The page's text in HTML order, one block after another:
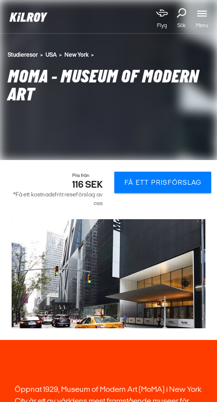
Flyg Sök Menu
Studieresor USA New York
MOMA - MUSEUM OF MODERN
ART
Öppnat 1929, Museum of Modern Art (MoMA) i New York
Pris från
116 SEK
*Få ett kostnadsfritt reseförslag av
oss
FÅ ETT PRISFÖRSLAG